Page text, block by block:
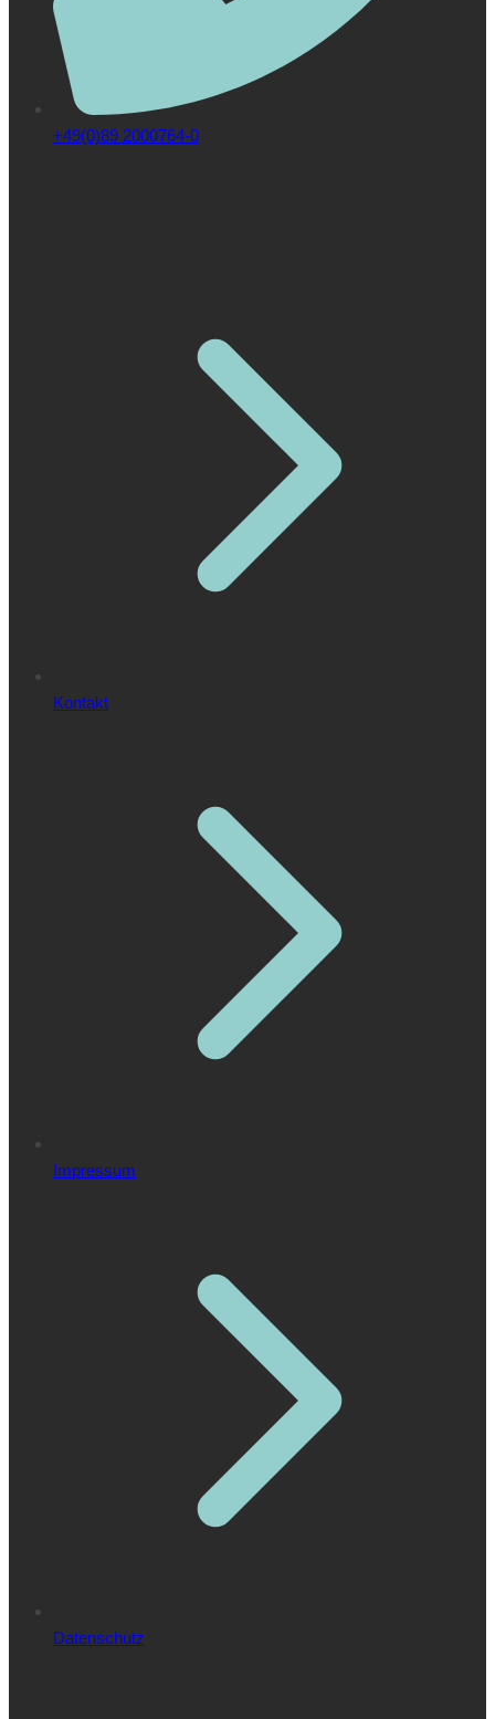
+49(0)89 2000764-0
Kontakt
Impressum
Datenschutz